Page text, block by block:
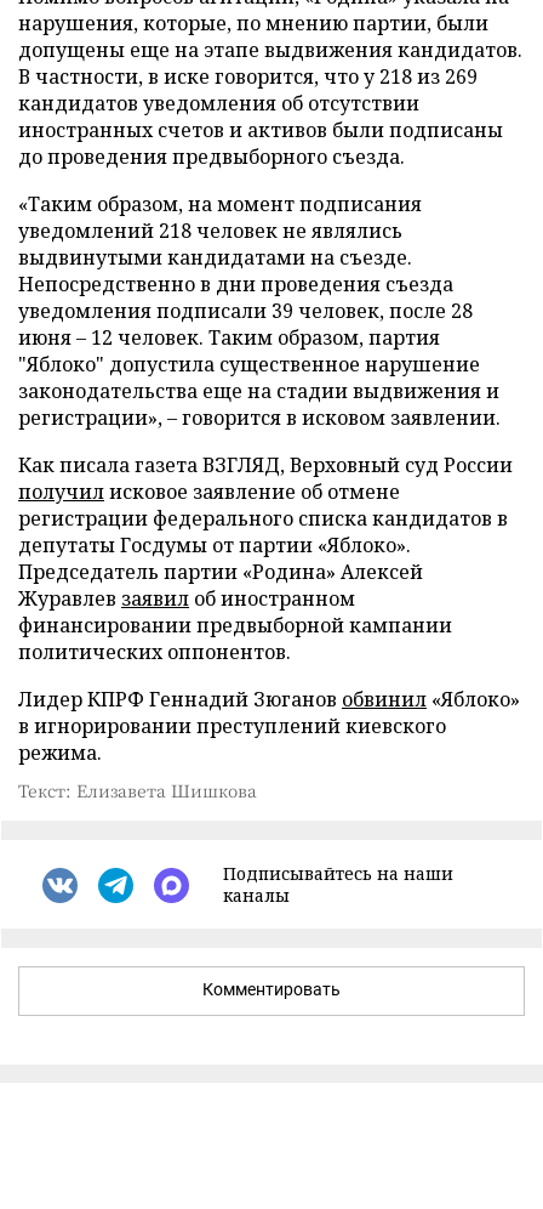
нарушения, которые, по мнению партии, были
допущены еще на этапе выдвижения кандидатов.
В частности, в иске говорится, что у 218 из 269
кандидатов уведомления об отсутствии
иностранных счетов и активов были подписаны
до проведения предвыборного съезда.
«Таким образом, на момент подписания
уведомлений 218 человек не являлись
выдвинутыми кандидатами на съезде.
Непосредственно в дни проведения съезда
уведомления подписали 39 человек, после 28
июня – 12 человек. Таким образом, партия
"Яблоко" допустила существенное нарушение
законодательства еще на стадии выдвижения и
регистрации», – говорится в исковом заявлении.
Как писала газета ВЗГЛЯД, Верховный суд России
получилисковое заявление об отмене
регистрации федерального списка кандидатов в
депутаты Госдумы от партии «Яблоко».
Председатель партии «Родина» Алексей
Журавлев заявил об иностранном
финансировании предвыборной кампании
политических оппонентов.
Лидер КПРФ Геннадий Зюганов обвинил «Яблоко»
в игнорировании преступлений киевского
режима.
Текст: Елизавета Шишкова
Подписывайтесь на наши
каналы
Комментировать